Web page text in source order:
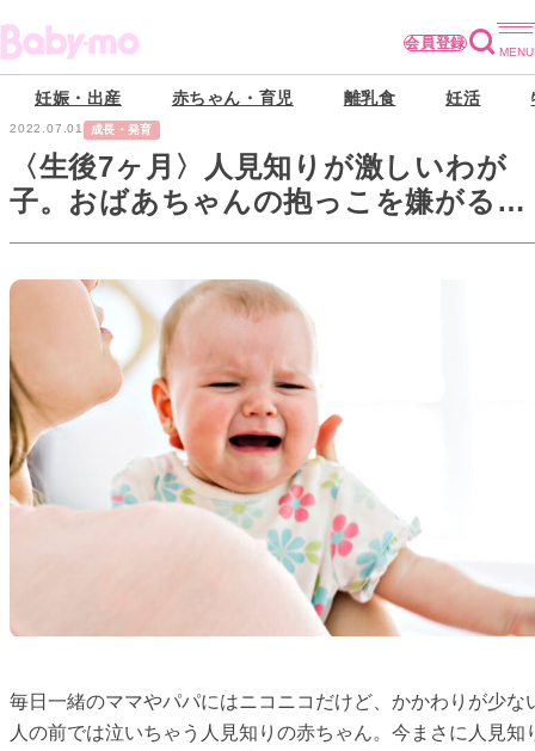
会員登録
妊娠・出産 赤ちゃん・育児 離乳食 妊活
2022.07.01 成長・発育
〈生後7ヶ月〉人見知りが激しいわが
子。おばあちゃんの抱っこを嫌がるか
ら肩身が狭くて…
毎日一緒のママやパパにはニコニコだけど、かかわりが少な
人の前では泣いちゃう人見知りの赤ちゃん。今まさに人見知